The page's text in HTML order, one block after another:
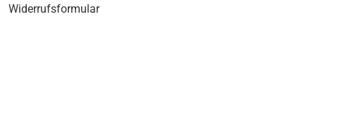
Widerrufsformular